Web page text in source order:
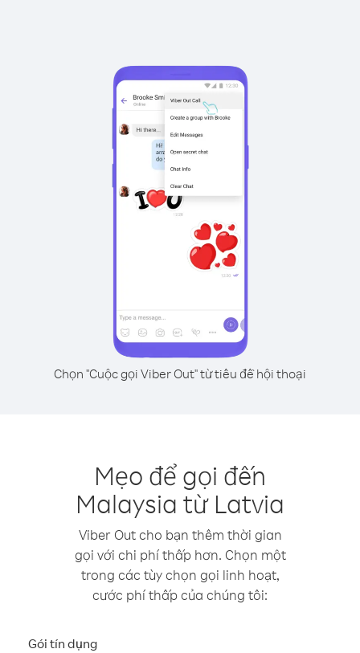
Chọn "Cuộc gọi Viber Out" từ tiêu đề hội thoại
Mẹo để gọi đến
Malaysia từ Latvia
Viber Out cho bạn thêm thời gian
gọi với chi phí thấp hơn. Chọn một
trong các tùy chọn gọi linh hoạt,
cước phí thấp của chúng tôi:
Gói tín dụng